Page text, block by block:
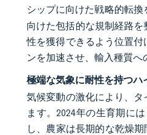
シップに向けた戦略的転
向けた包括的な規制経路
性を獲得できるよう位置
ンを加速させ、輸入種質へ
極端な気象に耐性を持つハ
気候変動の激化により、
ます。2024年の生育期に
し、農家は長期的な乾燥